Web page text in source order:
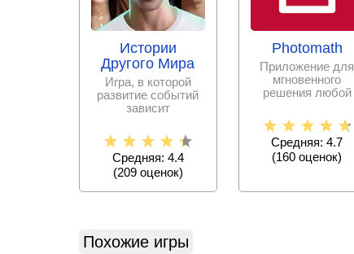
Истории
Другого Мира
Игра, в которой
развитие событий
зависит
принятых тобой
решениях.
Средняя: 4.4
(209оценок)
Photomath
Приложение для
мгновенного
решения любой
задачи с
пошаговыми
Средняя: 4.7
(160 оценок)
Похожие игры